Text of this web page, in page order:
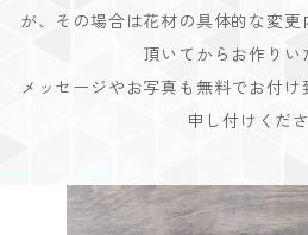
が、その場合は花材の具体的な変
頂いてからお作りい
メッセージやお写真も無料でお付
申し付けくださ